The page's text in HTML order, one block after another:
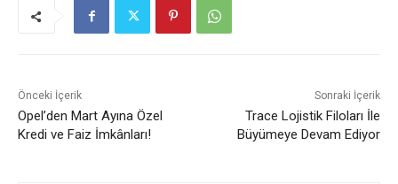
Önceki İçerik
Opel’den Mart Ayına Özel
Kredi ve Faiz İmkânları!
Sonraki İçerik
Trace Lojistik Filoları İle
Büyümeye Devam Ediyor